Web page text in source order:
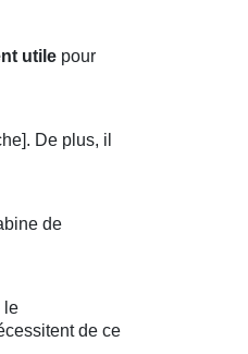
utile pour
De plus, il
de
le
de ce